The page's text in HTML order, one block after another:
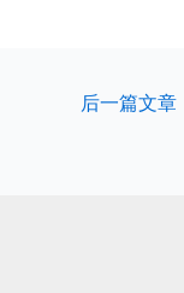
后一篇文章